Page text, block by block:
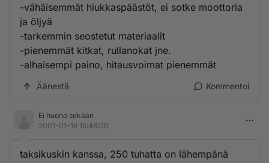
-vähäisemmät hiukkaspäästöt, ei sotke moottoria
ja öljyä
-tarkemmin seostetut materiaalit
-pienemmät kitkat, rullanokat jne.
-alhaisempi paino, hitausvoimat pienemmät
Äänestä Kommentoi
Ei huono sekään
2001-01-16 15:48:00
taksikuskin kanssa, 250 tuhatta on lähempänä